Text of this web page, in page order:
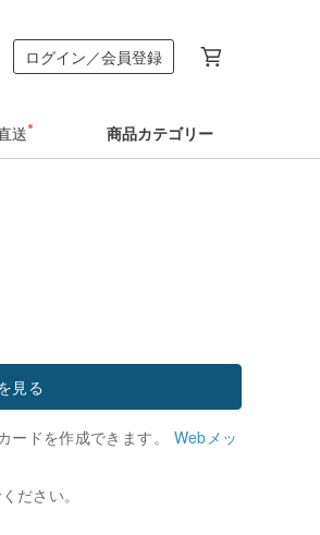
ログイン／会員登録
送 商品カテゴリー
見る
ードを作成できます。 Webメッ
ださい。